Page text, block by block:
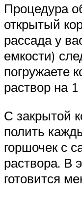
Процедура
открытый
рассада у
емкости)
погружаете
раствор на 1
С закрытой
полить
горшочек с
раствора. В
готовится